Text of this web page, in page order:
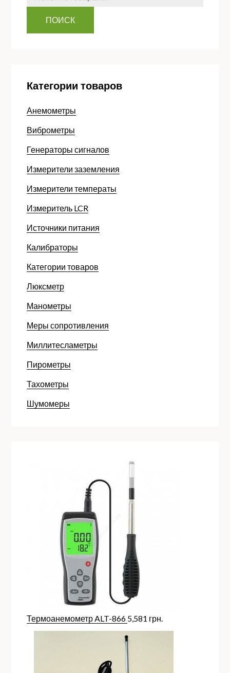
ПОИСК
Категории товаров
Анемометры
Виброметры
Генераторы сигналов
Измерители заземления
Измерители температы
Измеритель LCR
Источники питания
Калибраторы
Категории товаров
Люксметр
Манометры
Меры сопротивления
Миллитесламетры
Пирометры
Тахометры
Шумомеры
Термоанемометр ALT-866 5,581 грн.